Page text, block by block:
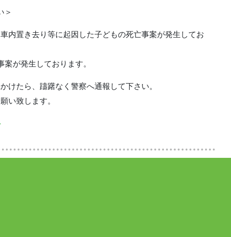
＞
内置き去り等に起因した子どもの死亡事案が発生してお
が発生しております。
たら、躊躇なく警察へ通報して下さい。
い致します。